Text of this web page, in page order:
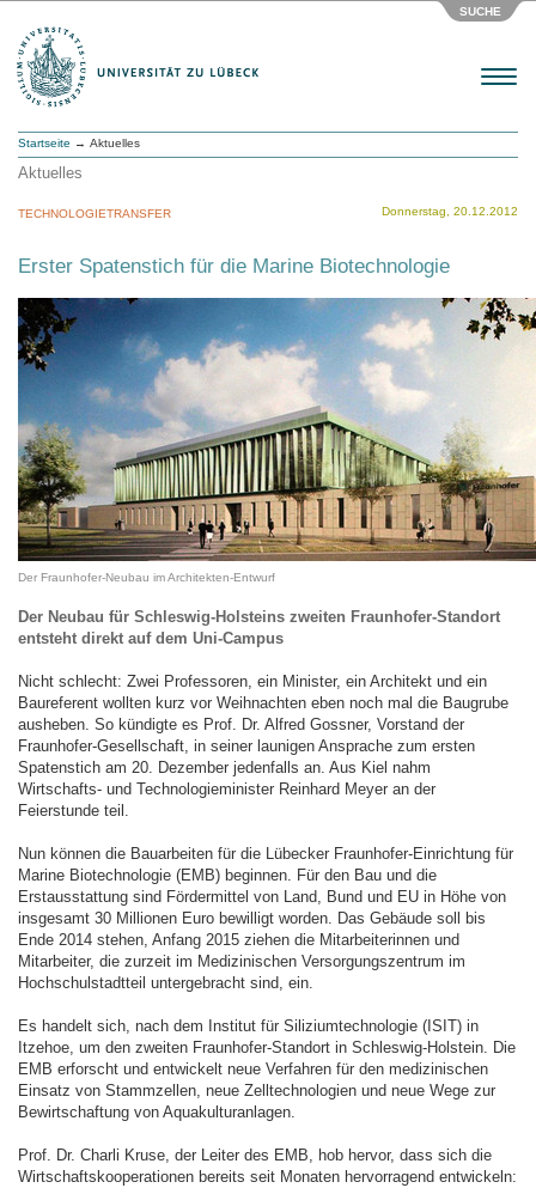
SUCHE
Menu
Startseite → Aktuelles
Aktuelles
Donnerstag, 20.12.2012
TECHNOLOGIETRANSFER
Erster Spatenstich für die Marine Biotechnologie
Der Fraunhofer-Neubau im Architekten-Entwurf
Der Neubau für Schleswig-Holsteins zweiten Fraunhofer-Standort
entsteht direkt auf dem Uni-Campus
Nicht schlecht: Zwei Professoren, ein Minister, ein Architekt und ein
Baureferent wollten kurz vor Weihnachten eben noch mal die Baugrube
ausheben. So kündigte es Prof. Dr. Alfred Gossner, Vorstand der
Fraunhofer-Gesellschaft, in seiner launigen Ansprache zum ersten
Spatenstich am 20. Dezember jedenfalls an. Aus Kiel nahm
Wirtschafts- und Technologieminister Reinhard Meyer an der
Feierstunde teil.
Nun können die Bauarbeiten für die Lübecker Fraunhofer-Einrichtung für
Marine Biotechnologie (EMB) beginnen. Für den Bau und die
Erstausstattung sind Fördermittel von Land, Bund und EU in Höhe von
insgesamt 30 Millionen Euro bewilligt worden. Das Gebäude soll bis
Ende 2014 stehen, Anfang 2015 ziehen die Mitarbeiterinnen und
Mitarbeiter, die zurzeit im Medizinischen Versorgungszentrum im
Hochschulstadtteil untergebracht sind, ein.
Es handelt sich, nach dem Institut für Siliziumtechnologie (ISIT) in
Itzehoe, um den zweiten Fraunhofer-Standort in Schleswig-Holstein. Die
EMB erforscht und entwickelt neue Verfahren für den medizinischen
Einsatz von Stammzellen, neue Zelltechnologien und neue Wege zur
Bewirtschaftung von Aquakulturanlagen.
Prof. Dr. Charli Kruse, der Leiter des EMB, hob hervor, dass sich die
Wirtschaftskooperationen bereits seit Monaten hervorragend entwickeln: